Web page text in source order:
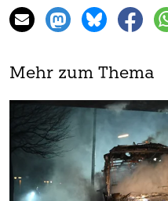
Mehr zum Thema